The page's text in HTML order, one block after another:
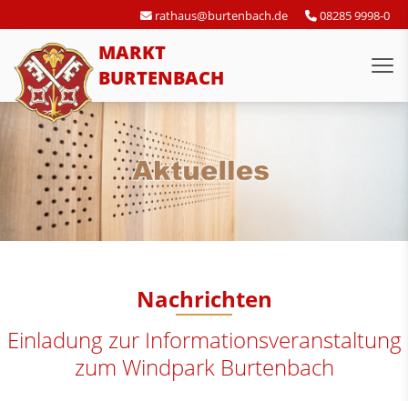
rathaus@burtenbach.de 08285 9998-0
MARKT
BURTENBACH
Nachrichten
Einladung zur Informationsveranstaltung
zum Windpark Burtenbach